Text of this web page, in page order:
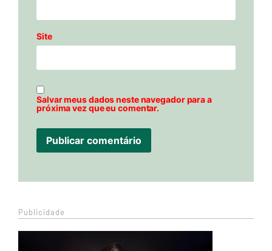
Site
Salvar meus dados neste navegador para a
próxima vez que eu comentar.
Publicidade